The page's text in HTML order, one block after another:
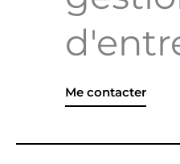
Me contacter